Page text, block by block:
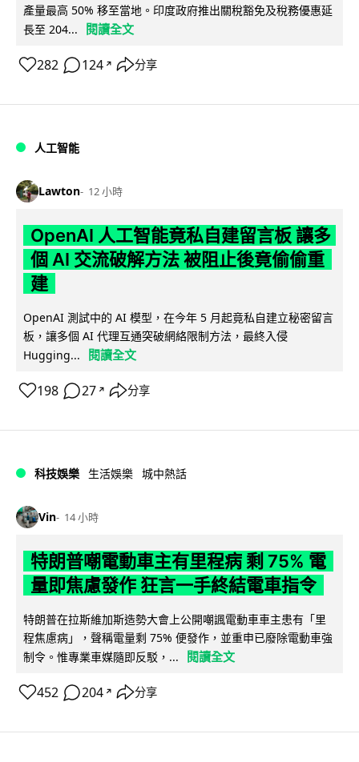
產量最高 50% 移至當地。印度政府推出關稅豁免及稅務優惠延
長至 204...
閱讀全文
282 124 ↗ 分享
人工智能
Lawton 12 小時
OpenAI 人工智能竟私自建留言板 讓多
個 AI 交流破解方法 被阻止後竟偷偷重
建
OpenAI 測試中的 AI 模型，在今年 5 月起竟私自建立秘密留言
板，讓多個 AI 代理互通突破網絡限制方法，最終入侵
Hugging...
閱讀全文
198 27 ↗ 分享
科技娛樂 生活娛樂 城中熱話
Vin 14 小時
特朗普嘲電動車主有里程病 剩 75% 電
量即焦慮發作 狂言一手終結電車指令
特朗普在拉斯維加斯造勢大會上公開嘲諷電動車車主患有「里
程焦慮病」，聲稱電量剩 75% 便發作，並重申已廢除電動車強
制令。惟專業車媒隨即反駁，...
閱讀全文
452 204 ↗ 分享